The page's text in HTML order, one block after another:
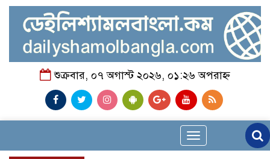
শুক্রবার, ০৭ অগাস্ট ২০২৬, ০১:২৬ অপরাহ্ন
Toggle
navigation